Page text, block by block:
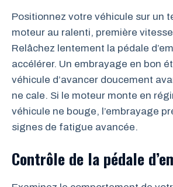
Positionnez votre véhicule sur un
moteur au ralenti, première
Relâchez lentement la pédale
accélérer. Un embrayage en bon
véhicule d’avancer doucement
ne cale. Si le moteur monte en
véhicule ne bouge, l’embrayage
signes de fatigue avancée.
Contrôle de la pédale